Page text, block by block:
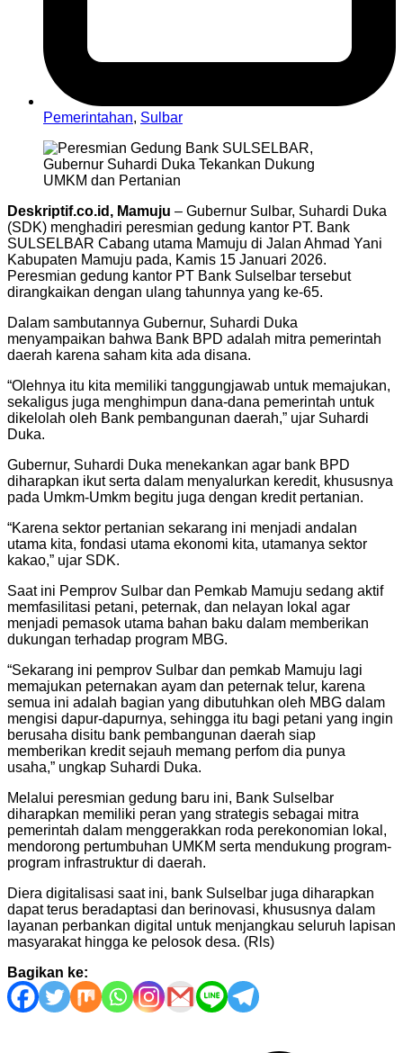
Pemerintahan, Sulbar
Deskriptif.co.id, Mamuju – Gubernur Sulbar, Suhardi Duka
(SDK) menghadiri peresmian gedung kantor PT. Bank
SULSELBAR Cabang utama Mamuju di Jalan Ahmad Yani
Kabupaten Mamuju pada, Kamis 15 Januari 2026.
Peresmian gedung kantor PT Bank Sulselbar tersebut
dirangkaikan dengan ulang tahunnya yang ke-65.
Dalam sambutannya Gubernur, Suhardi Duka
menyampaikan bahwa Bank BPD adalah mitra pemerintah
daerah karena saham kita ada disana.
“Olehnya itu kita memiliki tanggungjawab untuk memajukan,
sekaligus juga menghimpun dana-dana pemerintah untuk
dikelolah oleh Bank pembangunan daerah,” ujar Suhardi
Duka.
Gubernur, Suhardi Duka menekankan agar bank BPD
diharapkan ikut serta dalam menyalurkan keredit, khususnya
pada Umkm-Umkm begitu juga dengan kredit pertanian.
“Karena sektor pertanian sekarang ini menjadi andalan
utama kita, fondasi utama ekonomi kita, utamanya sektor
kakao,” ujar SDK.
Saat ini Pemprov Sulbar dan Pemkab Mamuju sedang aktif
memfasilitasi petani, peternak, dan nelayan lokal agar
menjadi pemasok utama bahan baku dalam memberikan
dukungan terhadap program MBG.
“Sekarang ini pemprov Sulbar dan pemkab Mamuju lagi
memajukan peternakan ayam dan peternak telur, karena
semua ini adalah bagian yang dibutuhkan oleh MBG dalam
mengisi dapur-dapurnya, sehingga itu bagi petani yang ingin
berusaha disitu bank pembangunan daerah siap
memberikan kredit sejauh memang perfom dia punya
usaha,” ungkap Suhardi Duka.
Melalui peresmian gedung baru ini, Bank Sulselbar
diharapkan memiliki peran yang strategis sebagai mitra
pemerintah dalam menggerakkan roda perekonomian lokal,
mendorong pertumbuhan UMKM serta mendukung program-
program infrastruktur di daerah.
Diera digitalisasi saat ini, bank Sulselbar juga diharapkan
dapat terus beradaptasi dan berinovasi, khususnya dalam
layanan perbankan digital untuk menjangkau seluruh lapisan
masyarakat hingga ke pelosok desa. (Rls)
Bagikan ke: